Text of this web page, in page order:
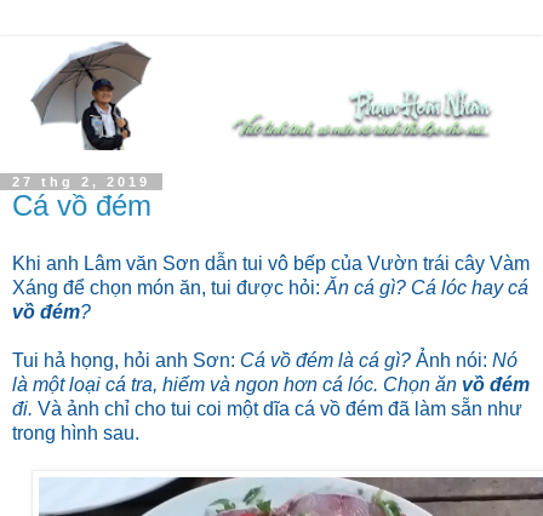
27 thg 2, 2019
Cá vồ đém
Khi anh Lâm văn Sơn dẫn tui vô bếp của Vườn trái cây Vàm
Xáng để chọn món ăn, tui được hỏi: Ăn cá gì? Cá lóc hay cá
vồ đém?
Tui hả họng, hỏi anh Sơn: Cá vồ đém là cá gì? Ảnh nói: Nó
là một loại cá tra, hiếm và ngon hơn cá lóc. Chọn ăn vồ đém
đi. Và ảnh chỉ cho tui coi một dĩa cá vồ đém đã làm sẵn như
trong hình sau.